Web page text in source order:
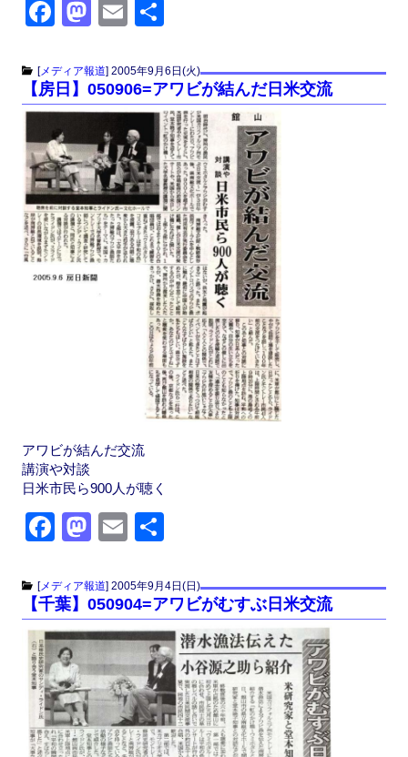
F
c
e
b
o
o
k
M
st
o
d
o
n
E
ail
[メディア報道] 2005年9月6日(火)
【房日】050906=アワビが結んだ日米交流
アワビが結んだ交流
講演や対談
日米市民ら900人が聴く
F
c
e
b
o
o
k
M
st
o
d
o
n
E
ail
[メディア報道] 2005年9月4日(日)
【千葉】050904=アワビがむすぶ日米交流